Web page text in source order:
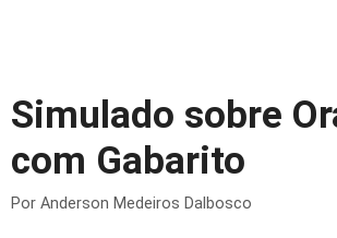
Simulado sobre
com Gabarito
Por Anderson Medeiros Dalbosco